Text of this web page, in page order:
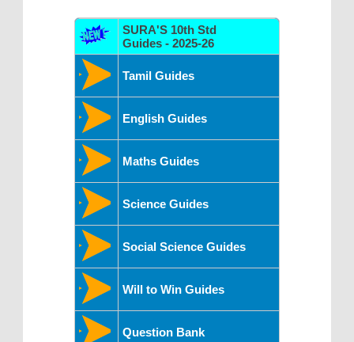
SURA'S 10th Std
Guides - 2025-26
Tamil Guides
English Guides
Maths Guides
Science Guides
Social Science Guides
Will to Win Guides
Question Bank